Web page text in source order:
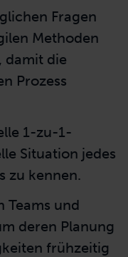
Fragen
Methoden
damit die
Prozess
1-zu-1-
Situation jedes
zu kennen.
Teams und
deren Planung
frühzeitig